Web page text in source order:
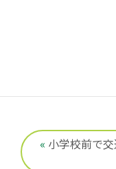
« 小学校前で